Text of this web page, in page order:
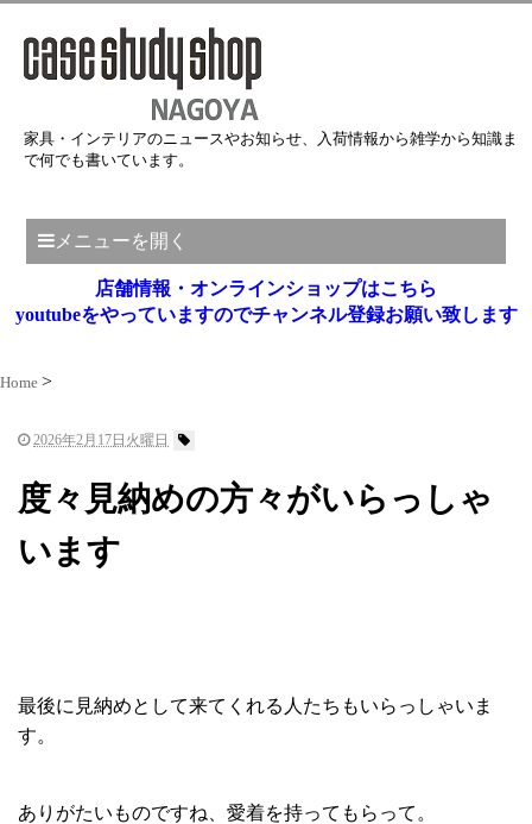
家具・インテリアのニュースやお知らせ、入荷情報から雑学から知識ま
で何でも書いています。
メニューを開く
店舗情報・オンラインショップはこちら
youtubeをやっていますのでチャンネル登録お願い致します
Home
2026年2月17日火曜日
度々見納めの方々がいらっしゃ
います
最後に見納めとして来てくれる人たちもいらっしゃいま
す。
ありがたいものですね、愛着を持ってもらって。